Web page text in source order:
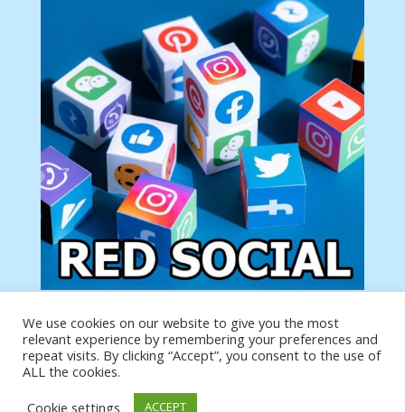
Tu anuncio va aquí
Podemos poner tu anuncio aquí con un link de tu
producto o página
We use cookies on our website to give you the most
relevant experience by remembering your preferences and
repeat visits. By clicking “Accept”, you consent to the use of
ALL the cookies.
Cookie settings
ACCEPT